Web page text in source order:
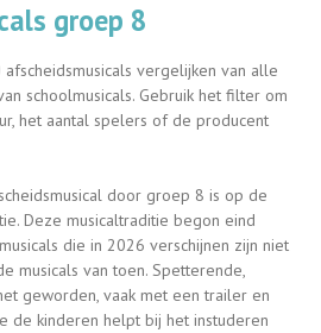
groep 8
vergelijken van alle
schoolmusicals. Gebruik het filter om
het aantal spelers of de producent
door groep 8 is op de
Deze musicaltraditie begon eind
die in 2026 verschijnen zijn niet
musicals van toen. Spetterende,
geworden, vaak met een trailer en
de kinderen helpt bij het instuderen